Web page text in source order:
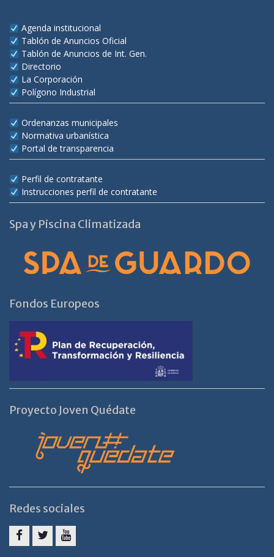
Agenda institucional
Tablón de Anuncios Oficial
Tablón de Anuncios de Int. Gen.
Directorio
La Corporación
Polígono Industrial
Ordenanzas municipales
Normativa urbanística
Portal de transparencia
Perfil de contratante
Instrucciones perfil de contratante
Spa y Piscina Climatizada
Fondos Europeos
Proyecto Joven Quédate
Redes sociales